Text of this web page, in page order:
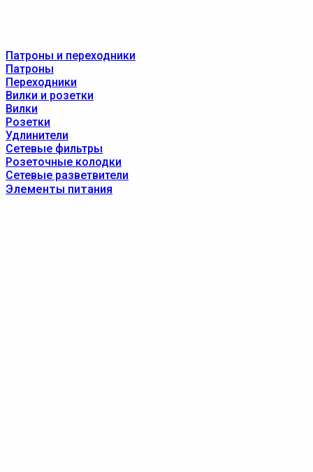
Патроны и переходники
Патроны
Переходники
Вилки и розетки
Вилки
Розетки
Удлинители
Сетевые фильтры
Розеточные колодки
Сетевые разветвители
Элементы питания